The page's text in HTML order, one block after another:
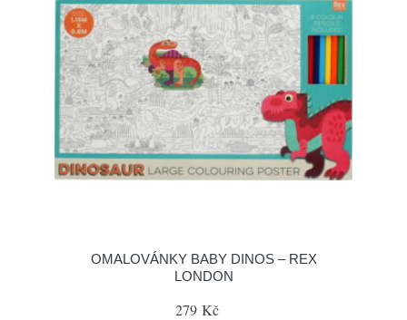
OMALOVÁNKY BABY DINOS – REX
LONDON
279 Kč